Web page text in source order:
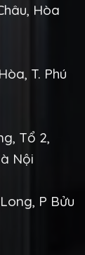
Hòa
T. Phú
Tổ 2,
Nội
P Bửu